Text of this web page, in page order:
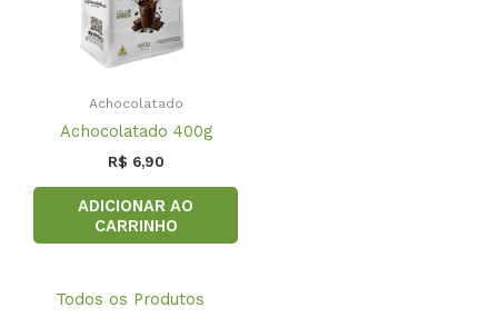
Achocolatado
Achocolatado 400g
R$ 6,90
ADICIONAR AO
CARRINHO
Todos os Produtos